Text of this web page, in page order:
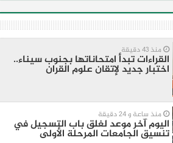
منذ 43 دقيقة
القراءات تبدأ امتحاناتها بجنوب سيناء..
اختبار جديد لإتقان علوم القران
منذ ساعة و 24 دقيقة
اليوم آخر موعد لغلق باب التسجيل في
تنسيق الجامعات المرحلة الأولى